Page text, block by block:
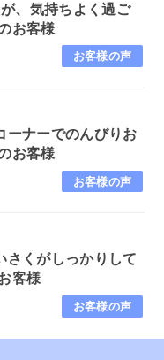
、気持ちよく過ご
お客様
お客様の声
ーナーでのんびりお
お客様
お客様の声
さくがしっかりして
客様
お客様の声